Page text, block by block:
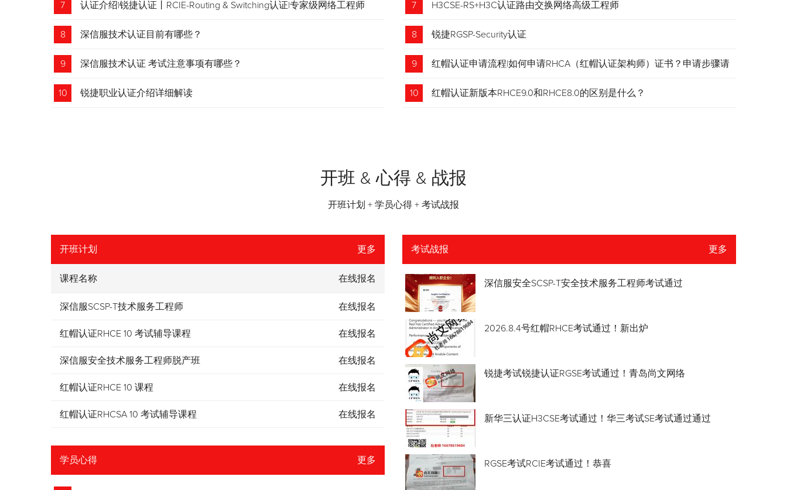
7 认证介绍|锐捷认证丨RCIE-Routing & Switching认证|专家级网络工程师
8 深信服技术认证目前有哪些？
9 深信服技术认证 考试注意事项有哪些？
10 锐捷职业认证介绍详细解读
7 H3CSE-RS+H3C认证路由交换网络高级工程师
8 锐捷RGSP-Security认证
9 红帽认证申请流程|如何申请RHCA（红帽认证架构师）证书？申请步骤请
收藏！
10 红帽认证新版本RHCE9.0和RHCE8.0的区别是什么？
开班 & 心得 & 战报
开班计划 + 学员心得 + 考试战报
开班计划 更多
课程名称 在线报名
深信服SCSP-T技术服务工程师 在线报名
红帽认证RHCE 10 考试辅导课程 在线报名
深信服安全技术服务工程师脱产班 在线报名
红帽认证RHCE 10 课程 在线报名
红帽认证RHCSA 10 考试辅导课程 在线报名
学员心得 更多
考试战报 更多
深信服安全SCSP-T安全技术服务工程师考试通过
2026.8.4号红帽RHCE考试通过！新出炉
锐捷考试锐捷认证RGSE考试通过！青岛尚文网络
新华三认证H3CSE考试通过！华三考试SE考试通过通过
RGSE考试RCIE考试通过！恭喜